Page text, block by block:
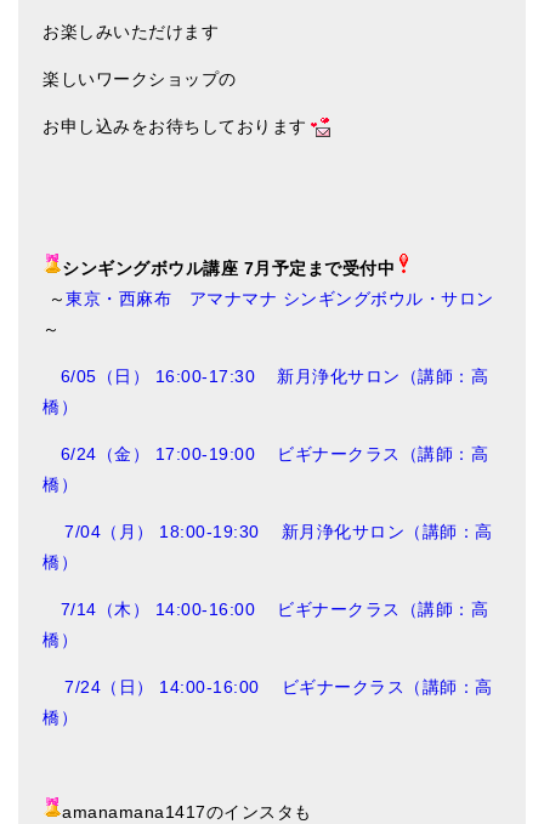
お楽しみいただけます
楽しいワークショップの
お申し込みをお待ちしております
シンギングボウル講座 7月予定まで受付中
～東京・西麻布 アマナマナ シンギングボウル・サロン
～
6/05（日） 16:00-17:30 新月浄化サロン（講師：高
橋）
6/24（金） 17:00-19:00 ビギナークラス（講師：高
橋）
7/04（月） 18:00-19:30 新月浄化サロン（講師：高
橋）
7/14（木） 14:00-16:00 ビギナークラス（講師：高
橋）
7/24（日） 14:00-16:00 ビギナークラス（講師：高
橋）
amanamana1417のインスタも